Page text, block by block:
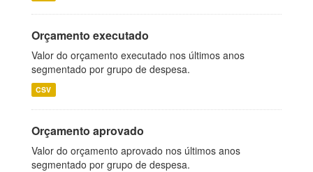
Orçamento executado
Valor do orçamento executado nos últimos anos
segmentado por grupo de despesa.
CSV
Orçamento aprovado
Valor do orçamento aprovado nos últimos anos
segmentado por grupo de despesa.